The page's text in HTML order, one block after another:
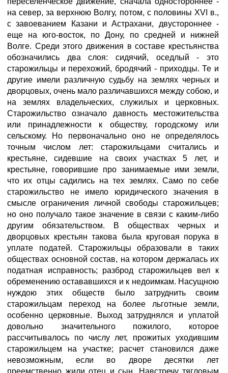
на север, за верхнюю Волгу, потом, с половины XVI в.,
с завоеванием Казани и Астрахани, двустороннее -
еще на юго-восток, по Дону, по средней и нижней
Волге. Среди этого движения в составе крестьянства
обозначились два слоя: сидячий, оседлый - это
старожильцы и перехожий, бродячий - приходцы. Те и
другие имели различную судьбу на землях черных и
дворцовых, очень мало различавшихся между собою, и
на землях владельческих, служилых и церковных.
Старожильство означало давность местожительства
или принадлежности к обществу, городскому или
сельскому. Но первоначально оно не определялось
точным числом лет: старожильцами считались и
крестьяне, сидевшие на своих участках 5 лет, и
крестьяне, говорившие про занимаемые ими земли,
что их отцы садились на тех землях. Само по себе
старожильство не имело юридического значения в
смысле ограничения личной свободы старожильцев;
но оно получало такое значение в связи с каким-либо
другим обязательством. В обществах черных и
дворцовых крестьян такова была круговая порука в
уплате податей. Старожильцы образовали в таких
обществах основной состав, на котором держалась их
податная исправность; разброд старожильцев вел к
обременению остававшихся и к недоимкам. Насущною
нуждою этих обществ было затруднить своим
старожильцам переход на более льготные земли,
особенно церковные. Выход затруднялся и уплатой
довольно значительного пожилого, которое
рассчитывалось по числу лет, прожитых уходившим
старожильцем на участке; расчет становился даже
невозможным, если во дворе десятки лет
преемственно жили отец и сын. Навстречу тягловым